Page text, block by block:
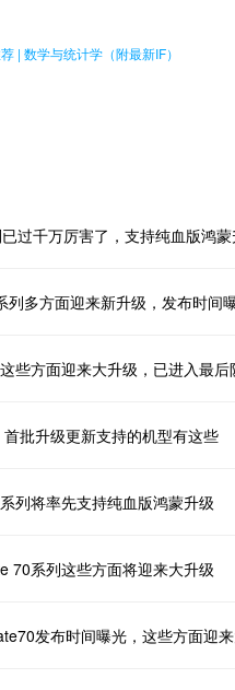
| 数学与统计学（附最新IF）
过千万厉害了，支持纯血版鸿蒙
多方面迎来新升级，发布时间
些方面迎来大升级，已进入最后
批升级更新支持的机型有这些
列将率先支持纯血版鸿蒙升级
70系列这些方面将迎来大升级
发布时间曝光，这些方面迎